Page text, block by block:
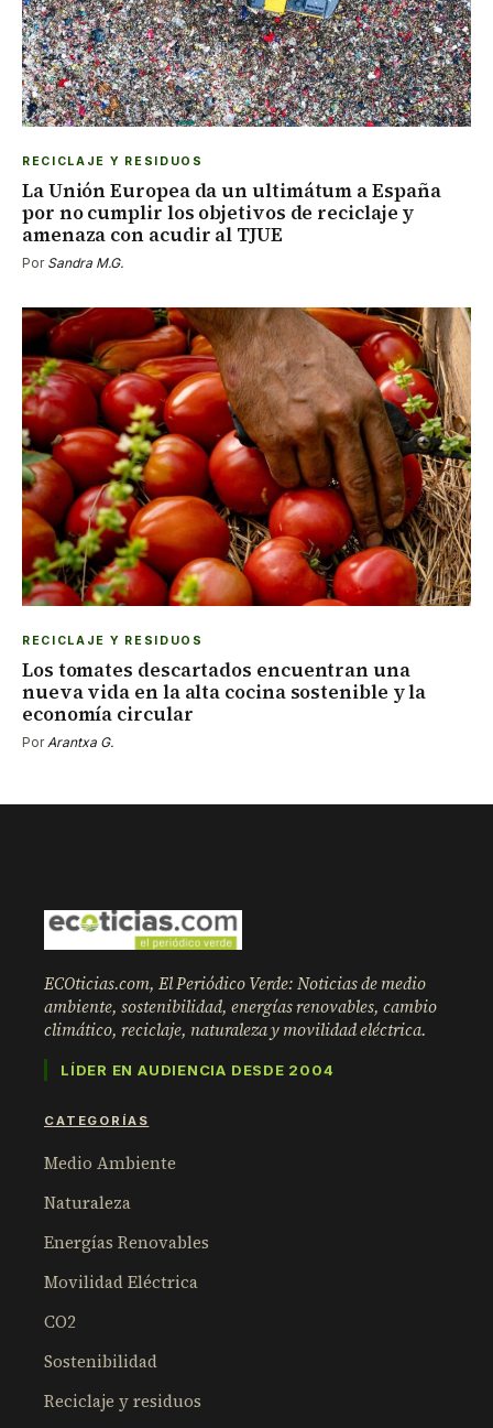
RECICLAJE Y RESIDUOS
La Unión Europea da un ultimátum a España
por no cumplir los objetivos de reciclaje y
amenaza con acudir al TJUE
Por Sandra M.G.
RECICLAJE Y RESIDUOS
Los tomates descartados encuentran una
nueva vida en la alta cocina sostenible y la
economía circular
PorArantxa G.
ECOticias.com, El Periódico Verde: Noticias de medio
ambiente, sostenibilidad, energías renovables, cambio
climático, reciclaje, naturaleza y movilidad eléctrica.
LÍDER EN AUDIENCIA DESDE 2004
CATEGORÍAS
Medio Ambiente
Naturaleza
Energías Renovables
Movilidad Eléctrica
CO2
Sostenibilidad
Reciclaje y residuos